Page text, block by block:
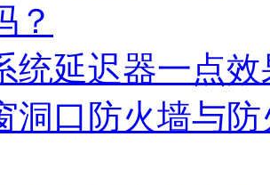
？
统延迟器一点
洞口防火墙与